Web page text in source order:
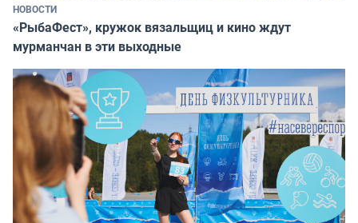
НОВОСТИ
«РыбаФест», кружок вязальщиц и кино ждут
мурманчан в эти выходные